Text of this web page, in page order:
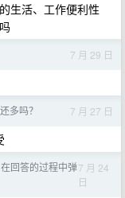
生活、工作便利性
7 月 29 日
多吗？ 7 月 27 日
回答的过程中弹7 月 24
日